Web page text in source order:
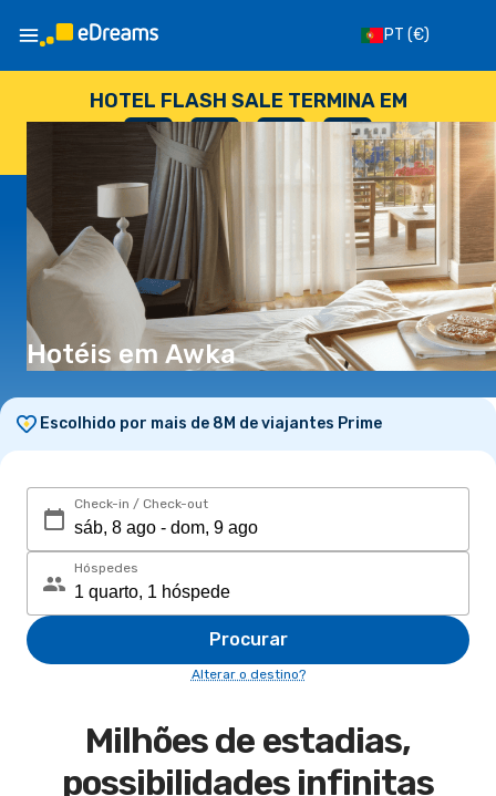
PT (€)
HOTEL FLASH SALE TERMINA EM
--
DIAS
: --
HORAS
: --
SEGUNDOS
Hotéis em Awka
Escolhido por mais de 8M de viajantes Prime
Check-in / Check-out
Hóspedes
Procurar
Alterar o destino?
Milhões de estadias,
possibilidades infinitas